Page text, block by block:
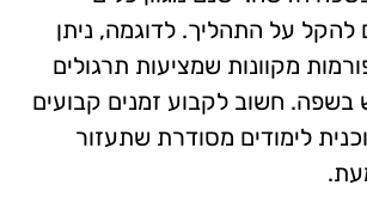
להקל על התהליך. לדוגמה, ניתן
מקוונות שמציעות תרגולים
בשפה. חשוב לקבוע זמנים קבועים
לימודים מסודרת שתעזור